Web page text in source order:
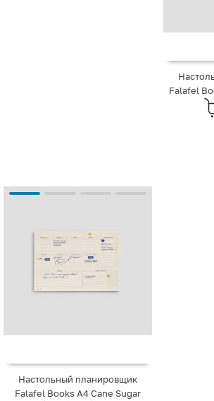
Falafel
Настольный планировщик
Falafel Books A4 Cane Sugar